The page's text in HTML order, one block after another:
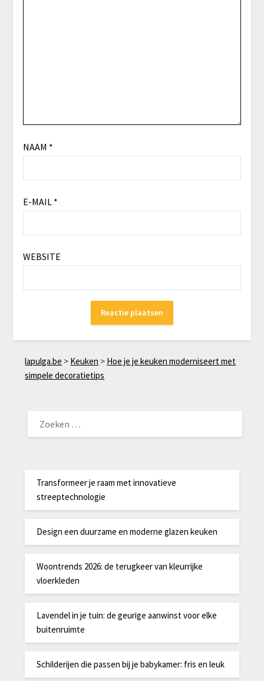
NAAM *
E-MAIL *
WEBSITE
lapulga.be > Keuken > Hoe je je keuken moderniseert met
simpele decoratietips
NAAR:
Transformeer je raam met innovatieve
streeptechnologie
Design een duurzame en moderne glazen keuken
Woontrends 2026: de terugkeer van kleurrijke
vloerkleden
Lavendel in je tuin: de geurige aanwinst voor elke
buitenruimte
Schilderijen die passen bij je babykamer: fris en leuk